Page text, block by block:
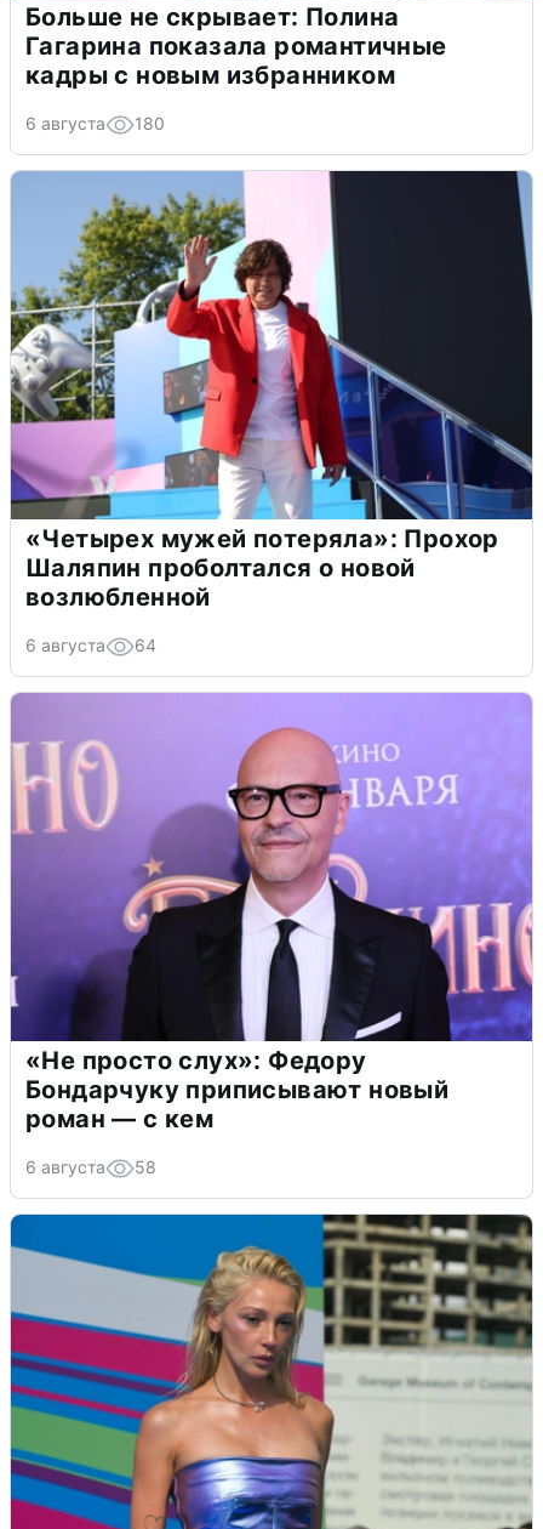
Больше не скрывает: Полина
Гагарина показала романтичные
кадры с новым избранником
6 августа 180
«Четырех мужей потеряла»: Прохор
Шаляпин проболтался о новой
возлюбленной
6 августа 64
«Не просто слух»: Федору
Бондарчуку приписывают новый
роман — с кем
6 августа 58